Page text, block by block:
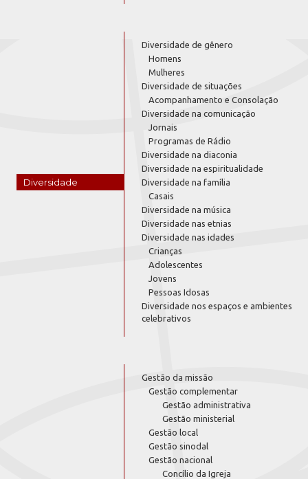
Diversidade
Diversidade de gênero
Homens
Mulheres
Diversidade de situações
Acompanhamento e Consolação
Diversidade na comunicação
Jornais
Programas de Rádio
Diversidade na diaconia
Diversidade na espiritualidade
Diversidade na família
Casais
Diversidade na música
Diversidade nas etnias
Diversidade nas idades
Crianças
Adolescentes
Jovens
Pessoas Idosas
Diversidade nos espaços e ambientes
celebrativos
Gestão da missão
Gestão complementar
Gestão administrativa
Gestão ministerial
Gestão local
Gestão sinodal
Gestão nacional
Concílio da Igreja